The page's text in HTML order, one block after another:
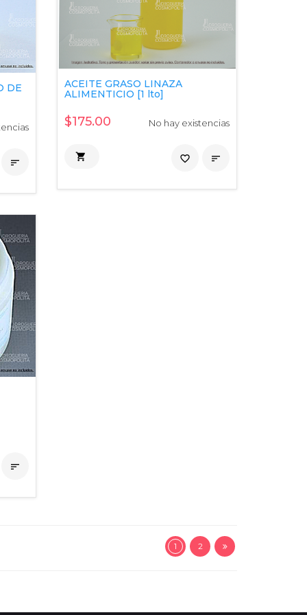
DE

ACEITE GRASO LINAZA
ALIMENTICIO [1 lto]
$175.00 No hay existencias
 
favorite_border

1 2